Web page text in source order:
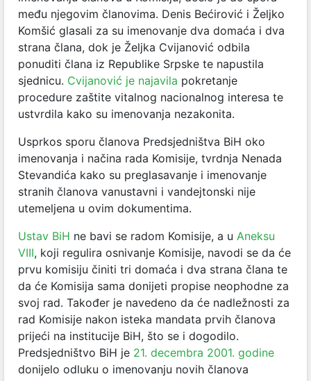
među njegovim članovima. Denis Bećirović i Željko
Komšić glasali za su imenovanje dva domaća i dva
strana člana, dok je Željka Cvijanović odbila
ponuditi člana iz Republike Srpske te napustila
sjednicu. Cvijanović je najavila pokretanje
procedure zaštite vitalnog nacionalnog interesa te
ustvrdila kako su imenovanja nezakonita.
Usprkos sporu članova Predsjedništva BiH oko
imenovanja i načina rada Komisije, tvrdnja Nenada
Stevandića kako su preglasavanje i imenovanje
stranih članova vanustavni i vandejtonski nije
utemeljena u ovim dokumentima.
Ustav BiH ne bavi se radom Komisije, a u Aneksu
VIII, koji regulira osnivanje Komisije, navodi se da će
prvu komisiju činiti tri domaća i dva strana člana te
da će Komisija sama donijeti propise neophodne za
svoj rad. Također je navedeno da će nadležnosti za
rad Komisije nakon isteka mandata prvih članova
prijeći na institucije BiH, što se i dogodilo.
Predsjedništvo BiH je 21. decembra 2001. godine
donijelo odluku o imenovanju novih članova